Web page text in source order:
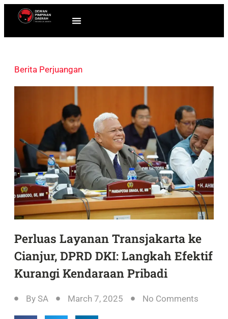
Berita Perjuangan
Perluas Layanan Transjakarta ke
Cianjur, DPRD DKI: Langkah Efektif
Kurangi Kendaraan Pribadi
By SA March 7, 2025 No Comments